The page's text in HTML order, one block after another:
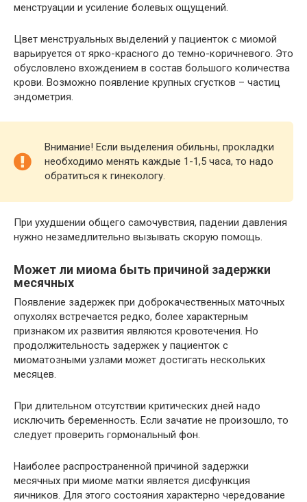
менструации и усиление болевых ощущений.
Цвет менструальных выделений у пациенток с миомой
варьируется от ярко-красного до темно-коричневого. Это
обусловлено вхождением в состав большого количества
крови. Возможно появление крупных сгустков – частиц
эндометрия.
Внимание! Если выделения обильны, прокладки
необходимо менять каждые 1-1,5 часа, то надо
обратиться к гинекологу.
При ухудшении общего самочувствия, падении давления
нужно незамедлительно вызывать скорую помощь.
Может ли миома быть причиной задержки
месячных
Появление задержек при доброкачественных маточных
опухолях встречается редко, более характерным
признаком их развития являются кровотечения. Но
продолжительность задержек у пациенток с
миоматозными узлами может достигать нескольких
месяцев.
При длительном отсутствии критических дней надо
исключить беременность. Если зачатие не произошло, то
следует проверить гормональный фон.
Наиболее распространенной причиной задержки
месячных при миоме матки является дисфункция
яичников. Для этого состояния характерно чередование